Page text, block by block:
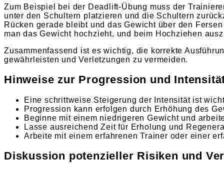
Zum Beispiel bei der Deadlift-Übung muss der
unter den Schultern platzieren und die Schultern
Rücken gerade bleibt und das Gewicht über den
man das Gewicht hochzieht, und beim Hochziehen
Zusammenfassend ist es wichtig, die korrekte
gewährleisten und Verletzungen zu vermeiden.
Hinweise zur Progression und
Eine schrittweise Steigerung der Intensität ist
Progression kann erfolgen durch Erhöhung des
Beginne mit einem niedrigeren Gewicht und
Lasse ausreichend Zeit für Erholung und
Arbeite mit einem erfahrenen Trainer oder einer
Diskussion potenzieller Risiken und